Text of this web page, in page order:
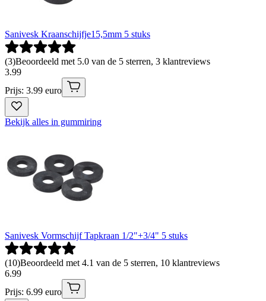
Sanivesk Kraanschijfje15,5mm 5 stuks
(3)Beoordeeld met 5.0 van de 5 sterren, 3 klantreviews
3.99
Prijs: 3.99 euro
Bekijk alles in gummiring
Sanivesk Vormschijf Tapkraan 1/2"+3/4" 5 stuks
(10)Beoordeeld met 4.1 van de 5 sterren, 10 klantreviews
6.99
Prijs: 6.99 euro